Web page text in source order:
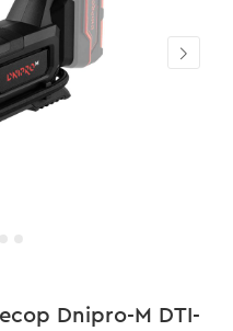
Dnipro-M DTI-